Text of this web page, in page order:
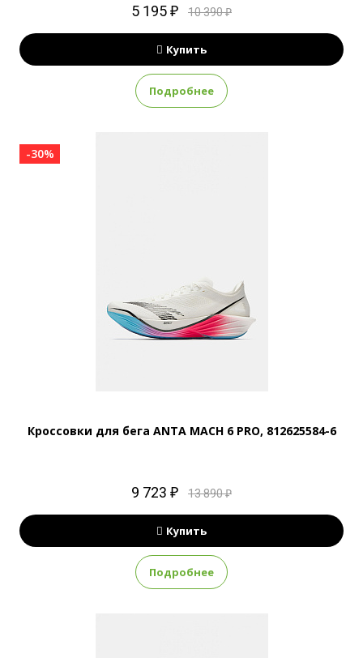
5 195 ₽ 10 390 ₽
Купить
Подробнее
-30%
Кроссовки для бега ANTA MACH 6 PRO, 812625584-6
9 723 ₽ 13 890 ₽
Купить
Подробнее